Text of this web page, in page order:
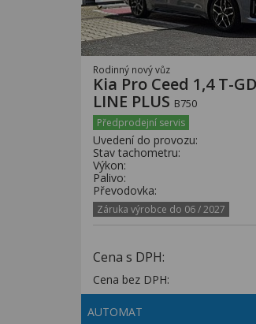
Rodinný nový vůz
Kia Pro Ceed 1,4 T-
LINE PLUS B750
Předprodejní servis
Uvedení do provozu:
Stav tachometru:
Výkon:
Palivo:
Převodovka:
Záruka výrobce do 06 / 2027
Cena s DPH:
Cena bez DPH:
AUTOMAT